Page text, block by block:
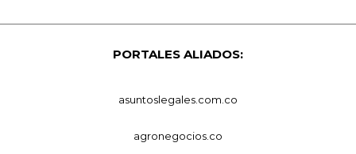
PORTALES ALIADOS:
asuntoslegales.com.co
agronegocios.co